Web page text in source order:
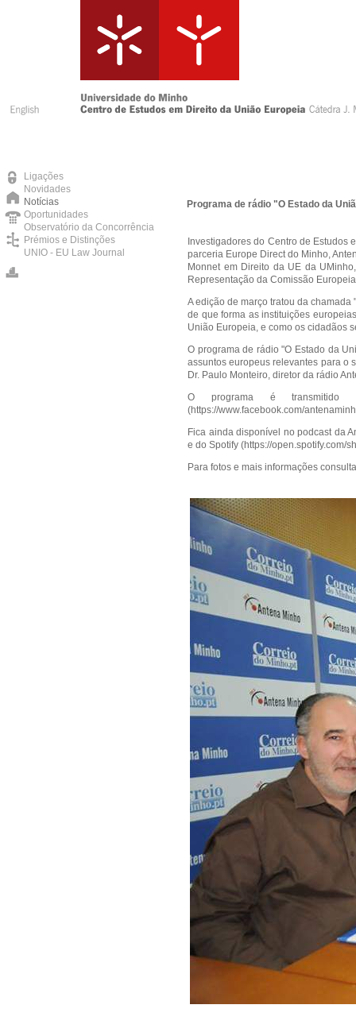
Ligações
Novidades
Notícias
Oportunidades
Observatório da Concorrência
Prémios e Distinções
UNIO - EU Law Journal
Programa de rádio "O Estado da
Investigadores do Centro de
parceria Europe Direct do Minho,
Monnet em Direito da UE da
Representação da Comissão
A edição de março tratou da
de que forma as instituições
União Europeia, e como os cidadãos
O programa de rádio "O Estado da
assuntos europeus relevantes para o
Dr. Paulo Monteiro, diretor da rádio
O programa é
(https://www.facebook.com/
Fica ainda disponível no podcast da
e do Spotify (https://open.spotify.com/
Para fotos e mais informações